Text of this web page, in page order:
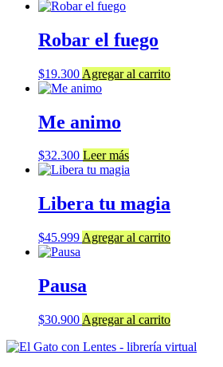
Robar el fuego
$19.300 Agregar al carrito
Me animo
$32.300 Leer más
Libera tu magia
$45.999 Agregar al carrito
Pausa
$30.900 Agregar al carrito